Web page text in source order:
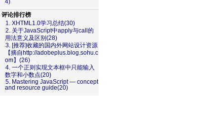
4)
评论排行榜
1. XHTML1.0学习总结(30)
2. 关于JavaScript中apply与call的
用法意义及区别(28)
3. [推荐]收藏的国内外网站设计资源
【摘自http://adobeplus.blog.sohu.c
om】(26)
4. 一个正则实现文本框中只能输入
数字和小数点(20)
5. Mastering JavaScript — concept
and resource guide(20)